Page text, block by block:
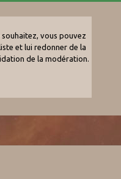
souhaitez, vous pouvez
et lui redonner de la
de la modération.